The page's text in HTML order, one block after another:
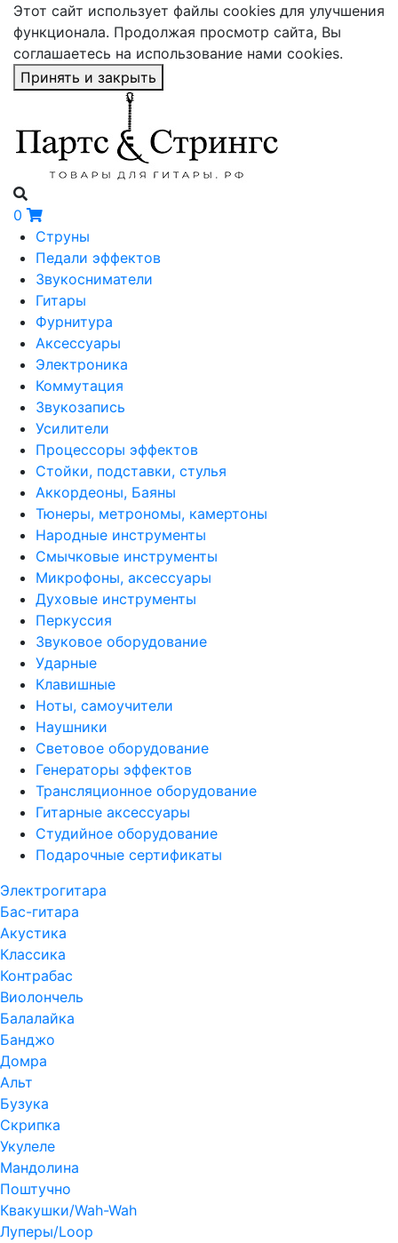
Этот сайт использует файлы cookies для улучшения
функционала. Продолжая просмотр сайта, Вы
соглашаетесь на использование нами cookies.
Принять и закрыть
0
Струны
Педали эффектов
Звукосниматели
Гитары
Фурнитура
Аксессуары
Электроника
Коммутация
Звукозапись
Усилители
Процессоры эффектов
Стойки, подставки, стулья
Аккордеоны, Баяны
Тюнеры, метрономы, камертоны
Народные инструменты
Смычковые инструменты
Микрофоны, аксессуары
Духовые инструменты
Перкуссия
Звуковое оборудование
Ударные
Клавишные
Ноты, самоучители
Наушники
Световое оборудование
Генераторы эффектов
Трансляционное оборудование
Гитарные аксессуары
Студийное оборудование
Подарочные сертификаты
Электрогитара
Бас-гитара
Акустика
Классика
Контрабас
Виолончель
Балалайка
Банджо
Домра
Альт
Бузука
Скрипка
Укулеле
Мандолина
Поштучно
Квакушки/Wah-Wah
Луперы/Loop